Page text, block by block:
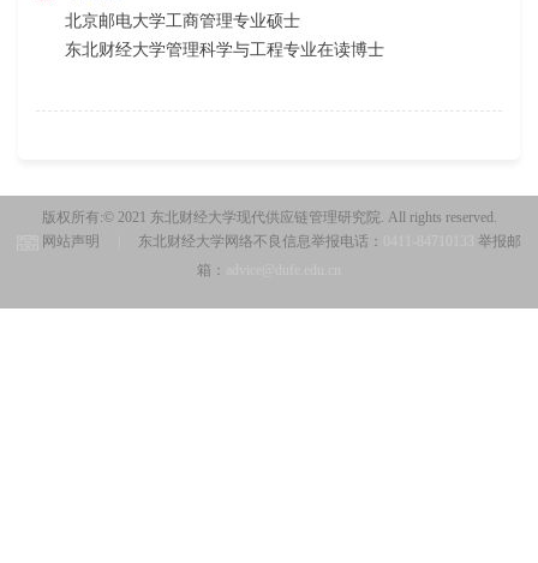
北京邮电大学工商管理专业硕士
东北财经大学管理科学与工程专业在读博士
版权所有:© 2021 东北财经大学现代供应链管理研究院. All rights reserved.
网站声明
东北财经大学网络不良信息举报电话：
举报邮
箱：